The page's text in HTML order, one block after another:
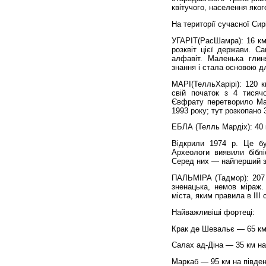
квітучого, населення
На території сучасної
УГАРІТ(РасШамра): 16 км
розквіт цієї держави.
алфавіт. Маленька
знання і стала основою
МАРІ(ТелльХарірі): 120
свій початок з 4
Євфрату перетворило
1993 року; тут розкопано
ЕБЛА (Телль Мардіх): 40
Відкрили 1974 р. Це
Археологи виявили
Серед них — найперший з
ПАЛЬМІРА (Тадмор): 207
зненацька, немов
міста, яким правила в III
Найважливіші фортеці:
Крак де Шевальє — 65 км
Салах ад-Діна — 35 км на
Маркаб — 95 км на